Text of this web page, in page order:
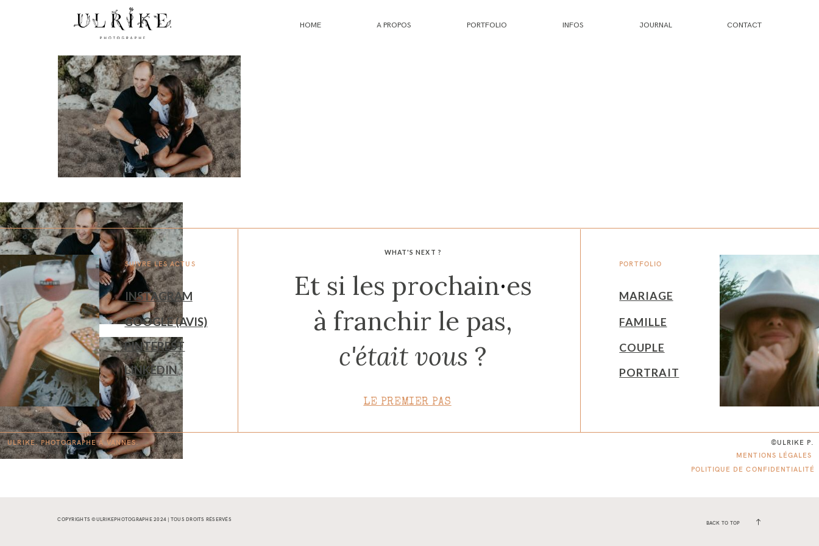
HOME A PROPOS PORTFOLIO INFOS JOURNAL CONTACT
WHAT'S NEXT ?
PORTFOLIO
SUIVRE LES ACTUS
Et si les prochain·es
à franchir le pas,
c'était vous ?
MARIAGE
INSTAGRAM
GOOGLE (AVIS)
FAMILLE
PINTEREST COUPLE
LINKEDIN PORTRAIT
LE PREMIER PAS
©ULRIKE P.
ULRIKE. PHOTOGRAPHE ÀVANNES.
MENTIONS LÉGALES
POLITIQUE DE CONFIDENTIALITÉ
COPYRIGHTS ©ULRIKEPHOTOGRAPHE 2024 | TOUS DROITS RÉSERVÉS
BACK TO TOP